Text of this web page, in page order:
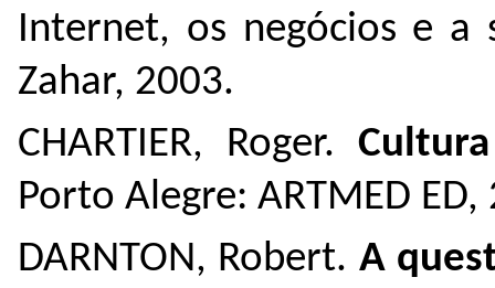
Internet, os negócios e a
Zahar, 2003.
CHARTIER, Roger.
Porto Alegre: ARTMED
DARNTON, Robert. A